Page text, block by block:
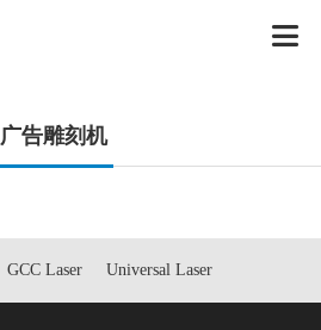
广告雕刻机
GCC Laser Universal Laser